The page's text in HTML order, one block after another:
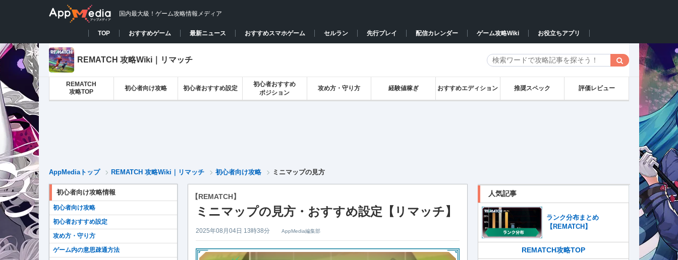
国内最大級！ゲーム攻略情報メディア
TOP おすすめゲーム 最新ニュース おすすめスマホゲーム セルラン 先行プレイ 配信カレンダー ゲーム攻略Wiki お役立ちアプリ
REMATCH 攻略Wiki｜リマッチ
REMATCH
攻略TOP
初心者向け攻略 初心者おすすめ設定
初心者おすすめ
ポジション
攻め方・守り方 経験値稼ぎ おすすめエディション 推奨スペック 評価レビュー
AppMediaトップ REMATCH 攻略Wiki｜リマッチ 初心者向け攻略 ミニマップの見方
【REMATCH】
ミニマップの見方・おすすめ設定【リマッチ】
2025年08月04日 13時38分 AppMedia編集部
初心者向け攻略情報
初心者向け攻略
初心者おすすめ設定
攻め方・守り方
ゲーム内の意思疎通方法
人気記事
ランク分布まとめ
【REMATCH】
REMATCH攻略TOP